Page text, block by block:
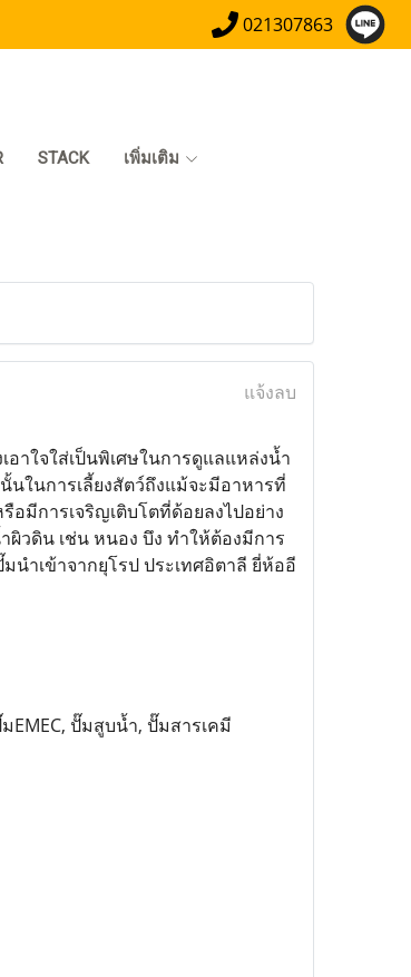
021307863
STACK เพิ่มเติม
แจ้งลบ
าใจใส่เป็นพิเศษในการดูแลแหล่งน้ำ
ในการเลี้ยงสัตว์ถึงแม้จะมีอาหารที่
มีการเจริญเติบโตที่ด้อยลงไปอย่าง
วดิน เช่น หนอง บึง ทำให้ต้องมีการ
ำเข้าจากยุโรป ประเทศอิตาลี ยี่ห้ออี
ปั๊มสูบน้ำ, ปั๊มสารเคมี